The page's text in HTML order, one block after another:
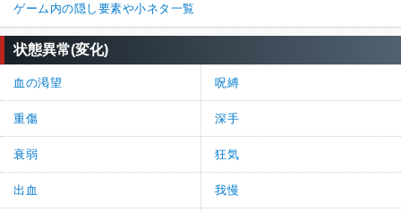
ゲーム内の隠し要素や小ネタ一覧
状態異常(変化)
血の渇望 呪縛
重傷 深手
衰弱 狂気
出血 我慢